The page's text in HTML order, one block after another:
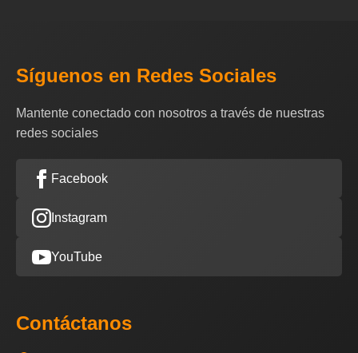
Síguenos en Redes Sociales
Mantente conectado con nosotros a través de nuestras
redes sociales
Facebook
Instagram
YouTube
Contáctanos